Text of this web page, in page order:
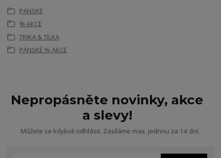
PÁNSKÉ
% AKCE
TRIKA & TÍLKA
PÁNSKÉ % AKCE
Nepropásněte novinky, akce
a slevy!
Můžete se kdykoli odhlásit. Zasíláme max. jednou za 14 dní.